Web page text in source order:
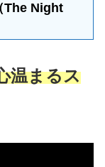
The Night
温まるス